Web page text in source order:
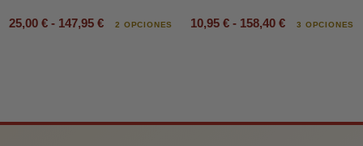
25,00 € - 147,95 € 2 OPCIONES 10,95 € - 158,40 € 3 OPCIONES